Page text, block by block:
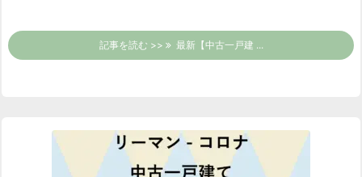
記事を読む >> 最新【中古一戸建 ...